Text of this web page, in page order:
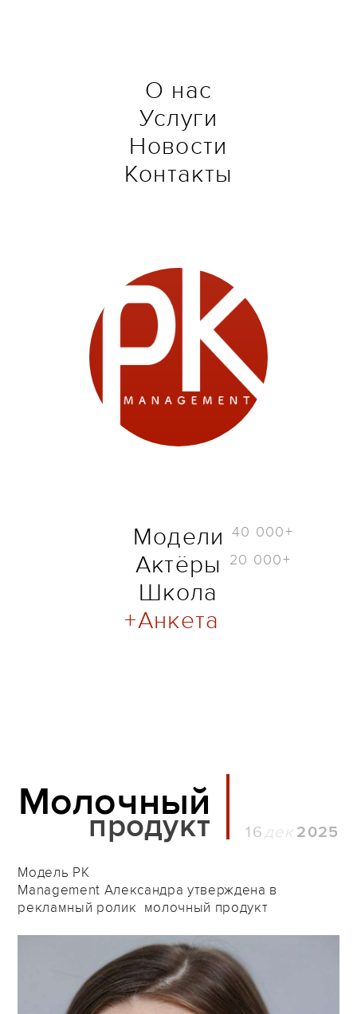
О нас
Услуги
Новости
Контакты
Модели 40 000+
Актёры 20 000+
Школа
Анкета
Молочный
продукт 16 2025
Модель PK
Management Александра утверждена в
рекламный ролик молочный продукт